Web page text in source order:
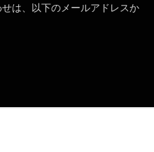
は、以下のメールアドレスか